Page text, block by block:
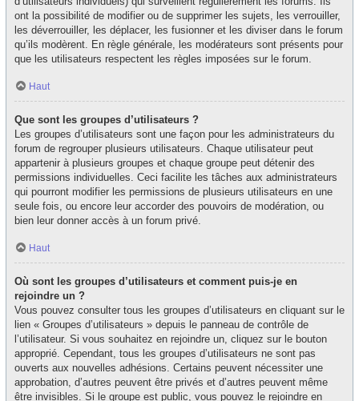
ont la possibilité de modifier ou de supprimer les sujets, les verrouiller,
les déverrouiller, les déplacer, les fusionner et les diviser dans le forum
qu’ils modèrent. En règle générale, les modérateurs sont présents pour
que les utilisateurs respectent les règles imposées sur le forum.
Haut
Que sont les groupes d’utilisateurs ?
Les groupes d’utilisateurs sont une façon pour les administrateurs du
forum de regrouper plusieurs utilisateurs. Chaque utilisateur peut
appartenir à plusieurs groupes et chaque groupe peut détenir des
permissions individuelles. Ceci facilite les tâches aux administrateurs
qui pourront modifier les permissions de plusieurs utilisateurs en une
seule fois, ou encore leur accorder des pouvoirs de modération, ou
bien leur donner accès à un forum privé.
Haut
Où sont les groupes d’utilisateurs et comment puis-je en
rejoindre un ?
Vous pouvez consulter tous les groupes d’utilisateurs en cliquant sur le
lien « Groupes d’utilisateurs » depuis le panneau de contrôle de
l’utilisateur. Si vous souhaitez en rejoindre un, cliquez sur le bouton
approprié. Cependant, tous les groupes d’utilisateurs ne sont pas
ouverts aux nouvelles adhésions. Certains peuvent nécessiter une
approbation, d’autres peuvent être privés et d’autres peuvent même
être invisibles. Si le groupe est public, vous pouvez le rejoindre en